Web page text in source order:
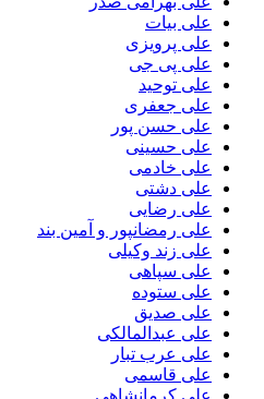
علی بیات
علی پرویزی
علی پی جی
علی توحید
علی جعفری
علی حسن پور
علی حسینی
علی خادمی
علی دشتی
علی رضایی
علی رمضانپور و آمین بند
علی زند وکیلی
علی سپاهی
علی ستوده
علی صدیق
علی عبدالمالکی
علی عرب تبار
علی قاسمی
علی کرمانشاهی